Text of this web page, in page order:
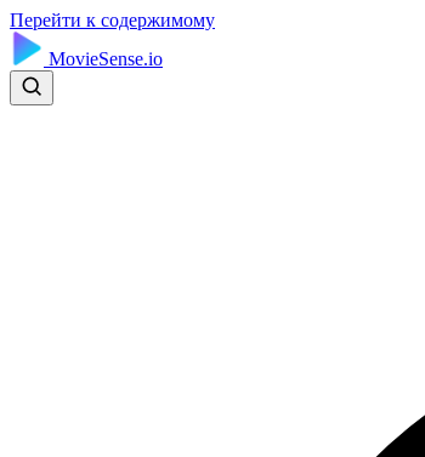
Перейти к содержимому
MovieSense.io